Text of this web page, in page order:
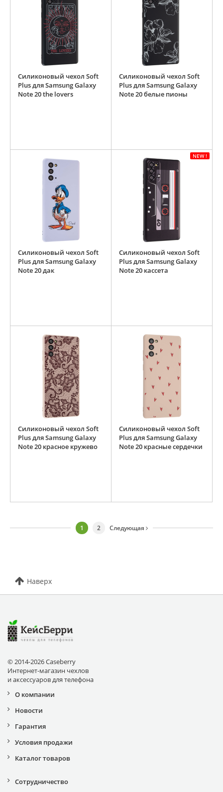
Силиконовый чехол Soft
Plus для Samsung Galaxy
Note 20 the lovers
Силиконовый чехол Soft
Plus для Samsung Galaxy
Note 20 белые пионы
Силиконовый чехол Soft
Plus для Samsung Galaxy
Note 20 дак
NEW !
Силиконовый чехол Soft
Plus для Samsung Galaxy
Note 20 кассета
Силиконовый чехол Soft
Plus для Samsung Galaxy
Note 20 красное кружево
Силиконовый чехол Soft
Plus для Samsung Galaxy
Note 20 красные сердечки
1 2 Следующая
Наверх
© 2014-2026 Caseberry
Интернет-магазин чехлов
и аксессуаров для телефона
О компании
Новости
Гарантия
Условия продажи
Каталог товаров
Сотрудничество